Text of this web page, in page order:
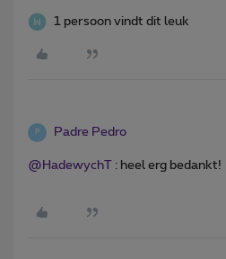
1 persoon vindt dit leuk
P Padre Pedro
@HadewychT : heel erg bedankt!